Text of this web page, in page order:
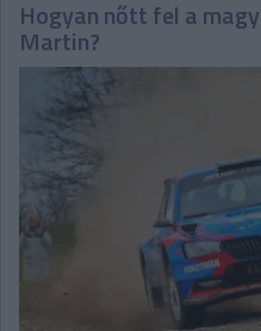
Hogyan nőtt fel a
Martin?